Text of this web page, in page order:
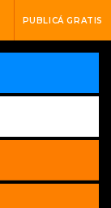
PUBLICÁ GRATIS